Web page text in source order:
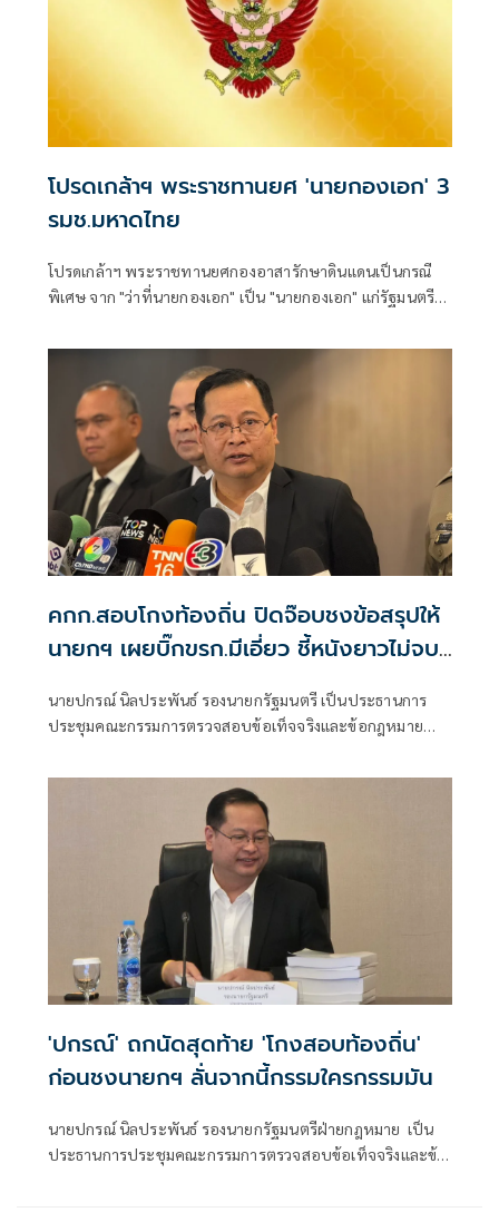
โปรดเกล้าฯ พระราชทานยศ 'นายกองเอก' 3
รมช.มหาดไทย
โปรดเกล้าฯ พระราชทานยศกองอาสารักษาดินแดนเป็นกรณี
พิเศษ จาก "ว่าที่นายกองเอก" เป็น "นายกองเอก" แก่รัฐมนตรี
คกก.สอบโกงท้องถิ่น ปิดจ๊อบชงข้อสรุปให้
นายกฯ เผยบิ๊กขรก.มีเอี่ยว ชี้หนังยาวไม่จบ
นายปกรณ์ นิลประพันธ์ รองนายกรัฐมนตรี เป็นประธานการ
ประชุมคณะกรรมการตรวจสอบข้อเท็จจริงและข้อกฎหมาย
พนักงานส่วนท้องถิ่น ปี 2568 ครั้งที่ 4
'ปกรณ์' ถกนัดสุดท้าย 'โกงสอบท้องถิ่น'
ก่อนชงนายกฯ ลั่นจากนี้กรรมใครกรรมมัน
นายปกรณ์ นิลประพันธ์​ รองนายก​รัฐมนตรี​ฝ่าย​กฎหมาย​ เป็น
ประธานการประชุมคณะกรรมการตรวจสอบข้อเท็จจริงและข้อ